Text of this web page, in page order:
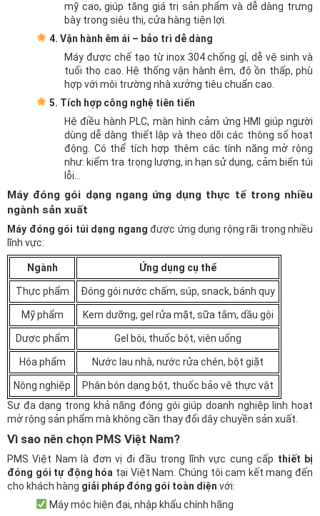
mỹ cao, giúp tăng giá trị sản phẩm và dễ dàng trưng
bày trong siêu thị, cửa hàng tiện lợi.
4. Vận hành êm ái – bảo trì dễ dàng
Máy được chế tạo từ inox 304 chống gỉ, dễ vệ sinh và
tuổi thọ cao. Hệ thống vận hành êm, độ ồn thấp, phù
hợp với môi trường nhà xưởng tiêu chuẩn cao.
5. Tích hợp công nghệ tiên tiến
Hệ điều hành PLC, màn hình cảm ứng HMI giúp người
dùng dễ dàng thiết lập và theo dõi các thông số hoạt
động. Có thể tích hợp thêm các tính năng mở rộng
như: kiểm tra trọng lượng, in hạn sử dụng, cảm biến túi
lỗi…
Máy đóng gói dạng ngang ứng dụng thực tế trong nhiều
ngành sản xuất
Máy đóng gói túi dạng ngang được ứng dụng rộng rãi trong nhiều
lĩnh vực:
Ngành Ứng dụng cụ thể
Thực phẩm Đóng gói nước chấm, súp, snack, bánh quy
Mỹ phẩm Kem dưỡng, gel rửa mặt, sữa tắm, dầu gội
Dược phẩm Gel bôi, thuốc bột, viên uống
Hóa phẩm Nước lau nhà, nước rửa chén, bột giặt
Nông nghiệp
Phân bón dạng bột, thuốc bảo vệ thực vật
Sự đa dạng trong khả năng đóng gói giúp doanh nghiệp linh hoạt
mở rộng sản phẩm mà không cần thay đổi dây chuyền sản xuất.
Vì sao nên chọn PMS Việt Nam?
PMS Việt Nam là đơn vị đi đầu trong lĩnh vực cung cấp thiết bị
đóng gói tự động hóa tại Việt Nam. Chúng tôi cam kết mang đến
cho khách hàng giải pháp đóng gói toàn diện với:
Máy móc hiện đại, nhập khẩu chính hãng